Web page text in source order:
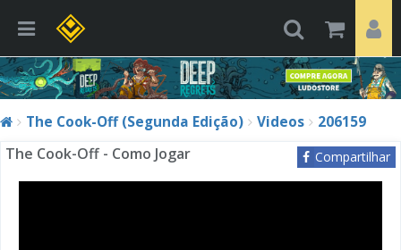
The Cook-Off (Segunda Edição) Videos 206159
The Cook-Off - Como Jogar Compartilhar